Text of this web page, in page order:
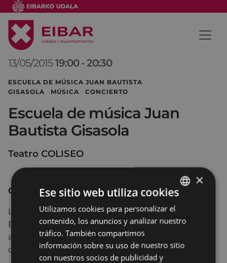
13/05/2015 19:00 -20:30
ESCUELA DE MÚSICA JUAN BAUTISTA
GISASOLA MÚSICA CONCIERTO
Escuela de música Juan
Bautista Gisasola
Teatro COLISEO
CONCIERTO DE FÍN DE CURSO
La Escuela de Música Juan Bautista Gisasola
Eibar, que ofrece enseñanza musical desde los 7
años y sin límite de edad, trae al COLISEO el
concierto de fín de curso de su alumnado.
BASQUE
SPANISH
×
Ese sitio web utiliza cookies
Utilizamos cookies para personalizar el
contenido, los anuncios y analizar nuestro
tráfico. También compartimos
información sobre su uso de nuestro sitio
con nuestros socios de publicidad y